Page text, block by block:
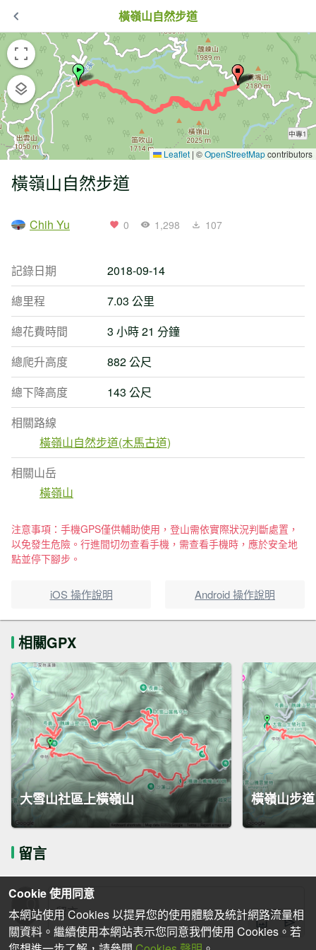
橫嶺山自然步道
Leaflet | ©OpenStreetMapcontributors
橫嶺山自然步道
Chih Yu 0 1,298 107
記錄日期
2018-09-14
總里程
7.03 公里
總花費時間
3 小時 21 分鐘
總爬升高度
882 公尺
總下降高度
143 公尺
相關路線
橫嶺山自然步道(木馬古道)
相關山岳
橫嶺山
注意事項：手機GPS僅供輔助使用，登山需依實際狀況判斷處置，
以免發生危險。行進間切勿查看手機，需查看手機時，應於安全地
點並停下腳步。
iOS 操作說明 Android 操作說明
相關GPX
大雪山社區上橫嶺山 橫嶺山步
留言
Cookie 使用同意
本網站使用 Cookies 以提昇您的使用體驗及統計網路流量相
關資料。繼續使用本網站表示您同意我們使用 Cookies。若